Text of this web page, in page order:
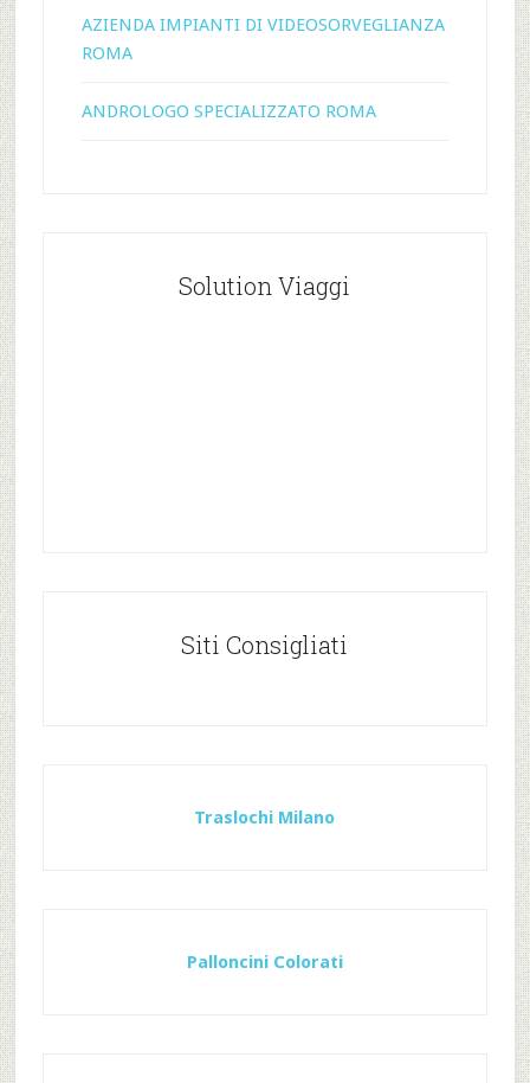
AZIENDA IMPIANTI DI VIDEOSORVEGLIANZA
ROMA
ANDROLOGO SPECIALIZZATO ROMA
Solution Viaggi
Siti Consigliati
Traslochi Milano
Palloncini Colorati